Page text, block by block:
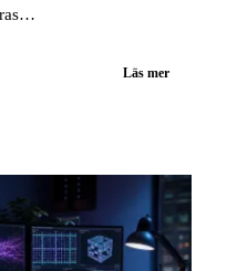
GitHub Copilot i VS
Läs mer